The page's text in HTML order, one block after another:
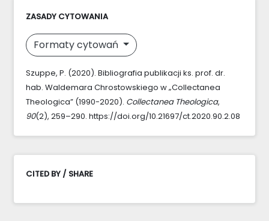
ZASADY CYTOWANIA
Formaty cytowań
Szuppe, P. (2020). Bibliografia publikacji ks. prof. dr.
hab. Waldemara Chrostowskiego w „Collectanea
Theologica” (1990-2020). Collectanea Theologica,
90(2), 259–290. https://doi.org/10.21697/ct.2020.90.2.08
CITED BY / SHARE